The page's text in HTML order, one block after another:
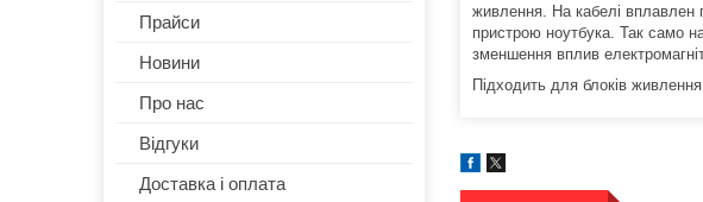
живлення. На кабелі вплавлен
пристрою ноутбука. Так само
зменшення вплив
Підходить для блоків
Прайси
Новини
Про нас
Відгуки
Доставка і оплата